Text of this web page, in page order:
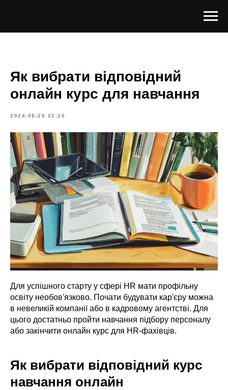
Як вибрати відповідний
онлайн курс для навчання
2024-08-28 22:16
Для успішного старту у сфері HR мати профільну
освіту необов'язково. Почати будувати кар'єру можна
в невеликій компанії або в кадровому агентстві. Для
цього достатньо пройти навчання підбору персоналу
або закінчити онлайн курс для HR-фахівців.
Як вибрати відповідний курс
навчання онлайн